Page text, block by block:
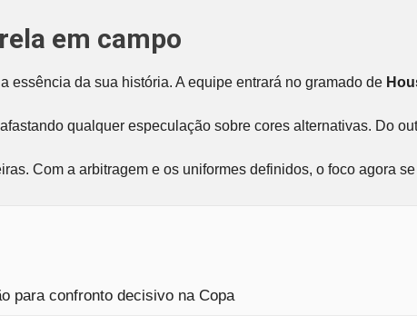
em campo
essência da sua história. A equipe entrará no gramado de
qualquer especulação sobre cores alternativas. Do
Com a arbitragem e os uniformes definidos, o foco
para confronto decisivo na Copa